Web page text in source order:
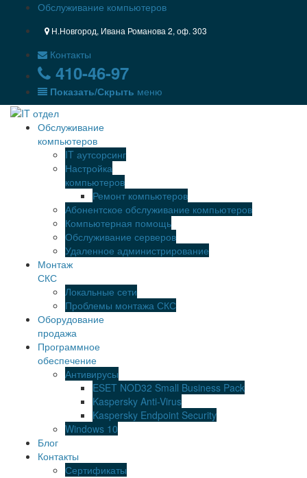
Обслуживание компьютеров
Н.Новгород, Ивана Романова 2, оф. 303
Контакты
410-46-97
Показать/Скрыть меню
Обслуживание
компьютеров
IT аутсорсинг
Настройка
компьютеров
Ремонт компьютеров
Абонентское обслуживание компьютеров
Компьютерная помощь
Обслуживание серверов
Удаленное администрирование
Монтаж
СКС
Локальные сети
Проблемы монтажа СКС
Оборудование
продажа
Программное
обеспечение
Антивирусы
ESET NOD32 Small Business Pack
Kaspersky Anti-Virus
Kaspersky Endpoint Security
Windows 10
Блог
Контакты
Сертификаты